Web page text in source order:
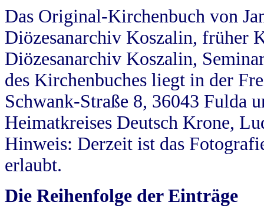
Das Original-Kirchenbuch von
Diözesanarchiv Koszalin, früher
Diözesanarchiv Koszalin,
des Kirchenbuches liegt in der
Schwank-Straße 8, 36043 Fulda
Heimatkreises Deutsch Krone,
Hinweis: Derzeit ist das
erlaubt.
Die Reihenfolge der Einträge